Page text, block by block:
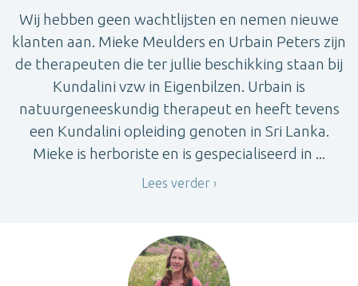
Wij hebben geen wachtlijsten en nemen nieuwe
klanten aan. Mieke Meulders en Urbain Peters zijn
de therapeuten die ter jullie beschikking staan bij
Kundalini vzw in Eigenbilzen. Urbain is
natuurgeneeskundig therapeut en heeft tevens
een Kundalini opleiding genoten in Sri Lanka.
Mieke is herboriste en is gespecialiseerd in ...
Lees verder